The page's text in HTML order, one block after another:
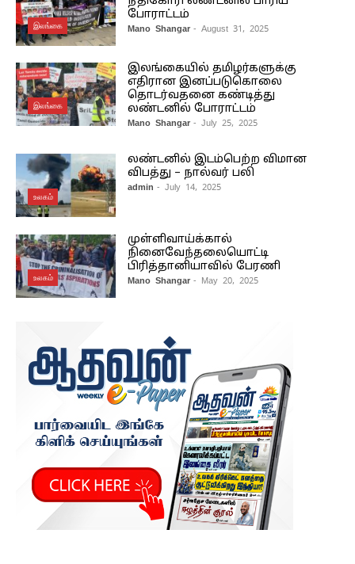
இலங்கை
போராட்டம்
Mano Shangar - August 31, 2025
இலங்கை
இலங்கையில் தமிழர்களுக்கு
எதிரான இனப்படுகொலை
தொடர்வதனை கண்டித்து
லண்டனில் போராட்டம்
Mano Shangar - July 25, 2025
உலகம்
லண்டனில் இடம்பெற்ற விமான
விபத்து – நால்வர் பலி
admin - July 14, 2025
உலகம்
முள்ளிவாய்க்கால்
நினைவேந்தலையொட்டி
பிரித்தானியாவில் பேரணி
Mano Shangar - May 20, 2025